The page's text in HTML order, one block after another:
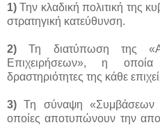
1) Την κλαδική πολιτική της
στρατηγική κατεύθυνση.
2) Τη διατύπωση της
Επιχειρήσεων», η οποία
δραστηριότητες της κάθε
3) Τη σύναψη «Συμβάσεων
οποίες αποτυπώνουν την